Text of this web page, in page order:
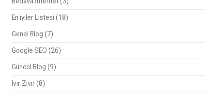
En iyiler Listesi (18)
Genel Blog (7)
Google SEO (26)
Güncel Blog (9)
Ivır Zıvır(8)